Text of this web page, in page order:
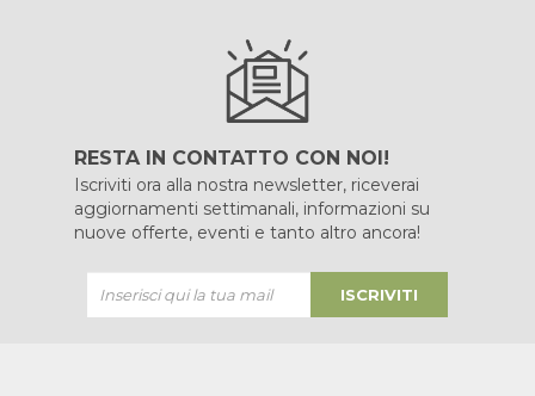
RESTA IN CONTATTO CON NOI!
Iscriviti ora alla nostra newsletter, riceverai
aggiornamenti settimanali, informazioni su
nuove offerte, eventi e tanto altro ancora!
ISCRIVITI